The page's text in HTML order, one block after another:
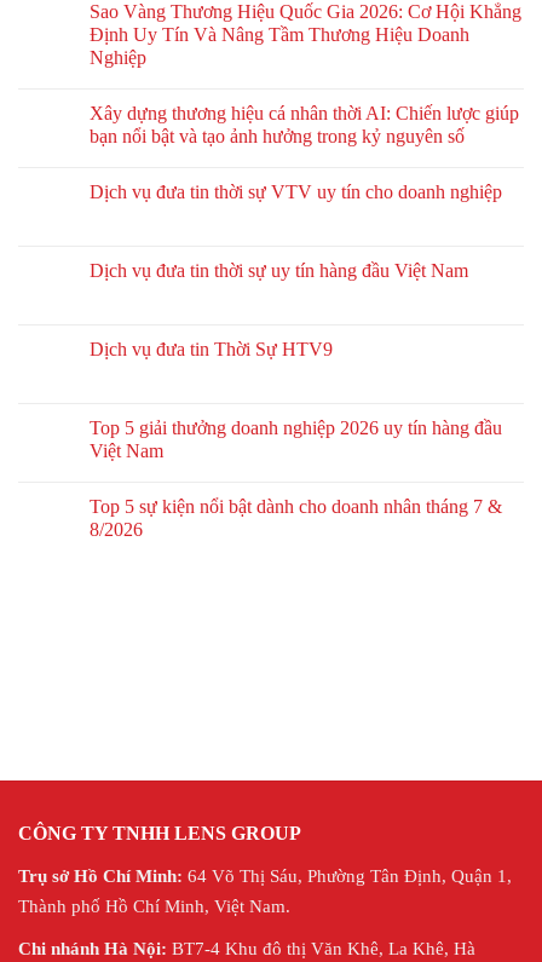
Sao Vàng Thương Hiệu Quốc Gia 2026: Cơ Hội Khẳng
Định Uy Tín Và Nâng Tầm Thương Hiệu Doanh
Nghiệp
Xây dựng thương hiệu cá nhân thời AI: Chiến lược giúp
bạn nổi bật và tạo ảnh hưởng trong kỷ nguyên số
Dịch vụ đưa tin thời sự VTV uy tín cho doanh nghiệp
Dịch vụ đưa tin thời sự uy tín hàng đầu Việt Nam
Dịch vụ đưa tin Thời Sự HTV9
Top 5 giải thưởng doanh nghiệp 2026 uy tín hàng đầu
Việt Nam
Top 5 sự kiện nổi bật dành cho doanh nhân tháng 7 &
8/2026
CÔNG TY TNHH LENS GROUP
Trụ sở Hồ Chí Minh: 64 Võ Thị Sáu, Phường Tân Định, Quận 1,
Thành phố Hồ Chí Minh, Việt Nam.
Chi nhánh Hà Nội: BT7-4 Khu đô thị Văn Khê, La Khê, Hà